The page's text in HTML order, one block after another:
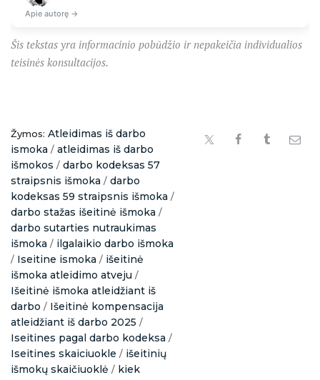
Apie autorę →
Šis tekstas yra informacinio pobūdžio ir nepakeičia individualios
teisinės konsultacijos.
Žymos: Atleidimas iš darbo
ismoka / atleidimas iš darbo
išmokos / darbo kodeksas 57
straipsnis išmoka / darbo
kodeksas 59 straipsnis išmoka /
darbo stažas išeitinė išmoka /
darbo sutarties nutraukimas
išmoka / ilgalaikio darbo išmoka
/ Iseitine ismoka / išeitinė
išmoka atleidimo atveju /
Išeitinė išmoka atleidžiant iš
darbo / Išeitinė kompensacija
atleidžiant iš darbo 2025 /
Iseitines pagal darbo kodeksa /
Iseitines skaiciuokle / išeitinių
išmokų skaičiuoklė / kiek